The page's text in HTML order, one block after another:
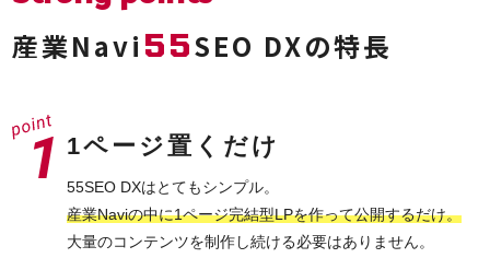
産業Navi 55SEO DXの特長
1ページ置くだけ
55SEO DXはとてもシンプル。
産業Naviの中に1ページ完結型LPを作って公開するだけ。
大量のコンテンツを制作し続ける必要はありません。